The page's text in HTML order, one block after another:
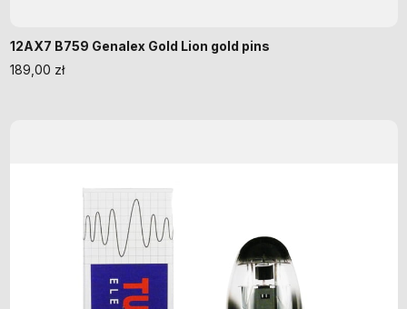
12AX7 B759 Genalex Gold Lion gold pins
189,00 zł